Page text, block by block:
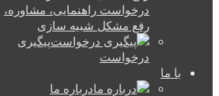
درخواست راهنمایی، مشاوره،
رفع مشکل شبیه سازی
پیگیری
درخواست
با ما
درباره ما